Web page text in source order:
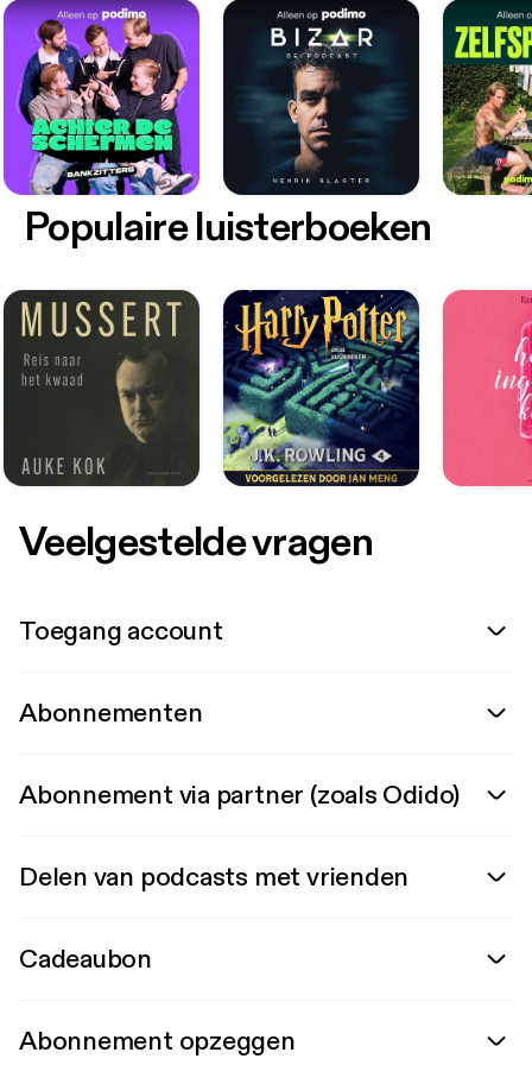
Populaire luisterboeken
Veelgestelde vragen
Toegang account
Abonnementen
Abonnement via partner (zoals Odido)
Delen van podcasts met vrienden
Cadeaubon
Abonnement opzeggen